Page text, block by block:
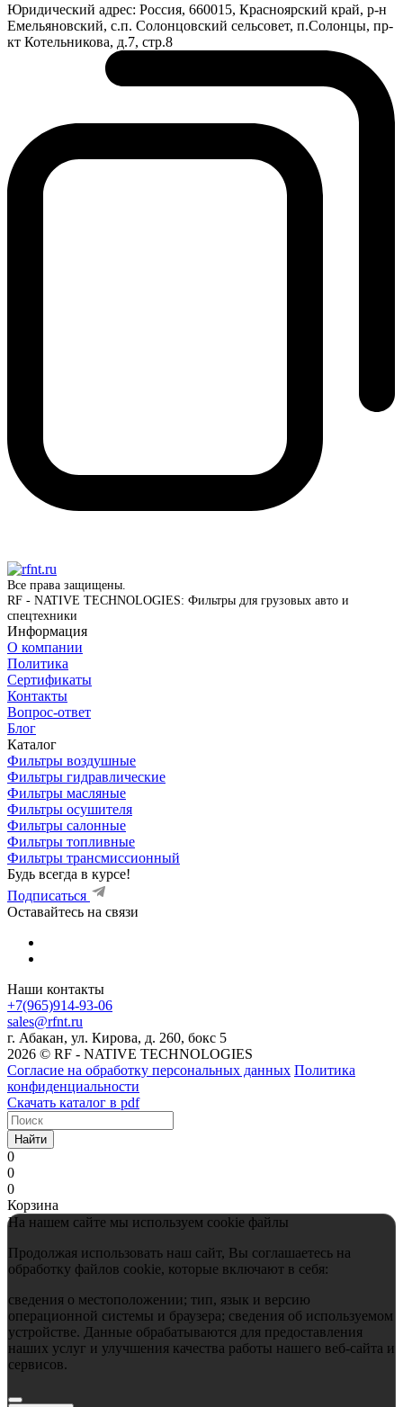
Юридический адрес: Россия, 660015, Красноярский край, р-н
Емельяновский, с.п. Солонцовский сельсовет, п.Солонцы, пр-
кт Котельникова, д.7, стр.8
Все права защищены.
RF - NATIVE TECHNOLOGIES: Фильтры для грузовых авто и
спецтехники
Информация
О компании
Политика
Сертификаты
Контакты
Вопрос-ответ
Блог
Каталог
Фильтры воздушные
Фильтры гидравлические
Фильтры масляные
Фильтры осушителя
Фильтры салонные
Фильтры топливные
Фильтры трансмиссионный
Будь всегда в курсе!
Подписаться
Оставайтесь на связи
Наши контакты
+7(965)914-93-06
sales@rfnt.ru
г. Абакан, ул. Кирова, д. 260, бокс 5
2026 © RF - NATIVE TECHNOLOGIES
Согласие на обработку персональных данных Политика
конфиденциальности
Скачать каталог в pdf
Найти
0
0
0
Корзина
На нашем сайте мы используем cookie файлы
Продолжая использовать наш сайт, Вы соглашаетесь на
обработку файлов cookie, которые включают в себя:
сведения о местоположении; тип, язык и версию
операционной системы и браузера; сведения об используемом
устройстве. Данные обрабатываются для предоставления
наших услуг и улучшения качества работы нашего веб-сайта и
сервисов.